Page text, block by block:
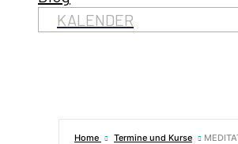
KALENDER
Home Termine und Kurse